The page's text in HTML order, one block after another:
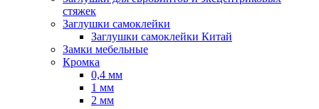
стяжек
Заглушки самоклейки
Заглушки самоклейки Китай
Замки мебельные
Кромка
0,4 мм
1 мм
2 мм